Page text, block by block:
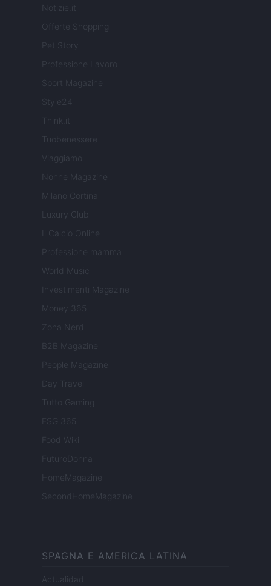
Notizie.it
Offerte Shopping
Pet Story
Professione Lavoro
Sport Magazine
Style24
Think.it
Tuobenessere
Viaggiamo
Nonne Magazine
Milano Cortina
Luxury Club
Il Calcio Online
Professione mamma
World Music
Investimenti Magazine
Money 365
Zona Nerd
B2B Magazine
People Magazine
Day Travel
Tutto Gaming
ESG 365
Food Wiki
FuturoDonna
HomeMagazine
SecondHomeMagazine
SPAGNA E AMERICA LATINA
Actualidad